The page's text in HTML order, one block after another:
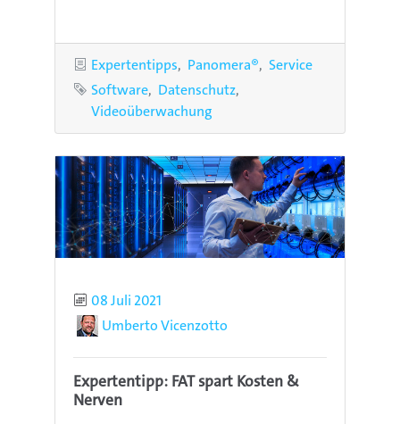
Kategorien
Expertentipps Panomera®
Service
Schlagworte
Software Datenschutz
Videoüberwachung
Publiziert
08 Juli 2021
AutorUmberto Vicenzotto
Expertentipp: FAT spart Kosten &
Nerven